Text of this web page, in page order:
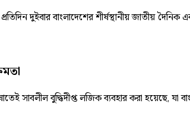
দুইবার বাংলাদেশের শীর্ষস্থানীয় জাতীয়
সাবলীল বুদ্ধিদীপ্ত লজিক ব্যবহার করা হয়েছে,